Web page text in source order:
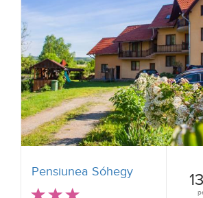
Pensiunea Sóhegy